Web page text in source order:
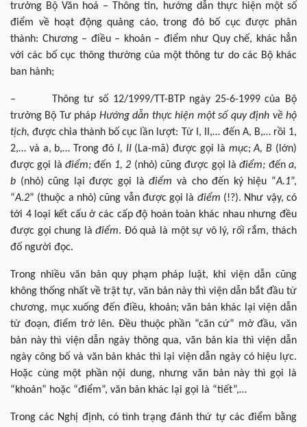
trưởng Bộ Văn hoá – Thông tin, hướng dẫn thực hiện một số
điểm về hoạt động quảng cáo, trong đó bố cục được phân
thành: Chương – điều – khoản – điểm như Quy chế, khác hẳn
với các bố cục thông thường của một thông tư do các Bộ khác
ban hành;
– Thông tư số 12/1999/TT-BTP ngày 25-6-1999 của Bộ
trưởng Bộ Tư pháp Hướng dẫn thực hiện một số quy định về hộ
tịch, được chia thành bố cục lần lượt: Từ I, II,… đến A, B,… rồi 1,
2,… và a, b,… Trong đó I, II(La-mã) được gọi là mục;A, B (lớn)
được gọi làđiểm; đến 1, 2 (nhỏ) cũng được gọi làđiểm; đếna,
b (nhỏ) cũng lại được gọi làđiểm và cho đến ký hiệu “A.1”,
“A.2” (thuộc a nhỏ) cũng vẫn được gọi là điểm (!?). Như vậy, có
tới 4 loại kết cấu ở các cấp độ hoàn toàn khác nhau nhưng đều
được gọi chung làđiểm. Đó quả là một sự vô lý, rối rắm, thách
đố người đọc.
Trong nhiều văn bản quy phạm pháp luật, khi viện dẫn cũng
không thống nhất về trật tự, văn bản này thì viện dẫn bắt đầu từ
chương, mục xuống đến điều, khoản; văn bản khác lại viện dẫn
từ đoạn, điểm trở lên. Đều thuộc phần “căn cứ” mở đầu, văn
bản này thì viện dẫn ngày thông qua, văn bản kia thì viện dẫn
ngày công bố và văn bản khác thì lại viện dẫn ngày có hiệu lực.
Hoặc cùng một phần nội dung, nhưng văn bản này thì gọi là
“khoản” hoặc “điểm”, văn bản khác lại gọi là “tiết”,…
Trong các Nghị định, có tình trạng đánh thứ tự các điểm bằng